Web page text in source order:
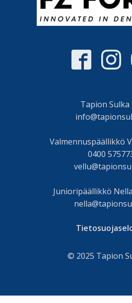
Tapion Sulka
Valmennuspäällikkö
0400
Junioripäällikkö
© 2025 Tapion